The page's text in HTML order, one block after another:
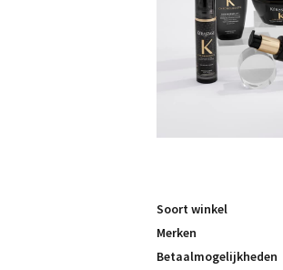
Soort winkel
Merken
Betaalmogelijkheden